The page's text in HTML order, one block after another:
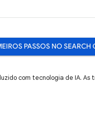
PASSOS NO SEARCH
com tecnologia de IA. As